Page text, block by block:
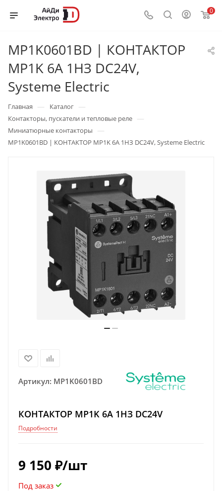
0
MP1K0601BD | КОНТАКТОР
MP1K 6A 1НЗ DC24V,
Systeme Electric
Главная — Каталог —
Контакторы, пускатели и тепловые реле —
Миниатюрные контакторы —
MP1K0601BD | КОНТАКТОР MP1K 6A 1НЗ DC24V, Systeme Electric
Артикул: MP1K0601BD
КОНТАКТОР MP1K 6A 1НЗ DC24V
Подробности
9 150 ₽/шт
Под заказ